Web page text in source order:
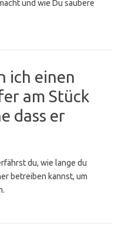
und wie Du saubere
ich einen
am Stück
dass er
du, wie lange du
betreiben kannst, um